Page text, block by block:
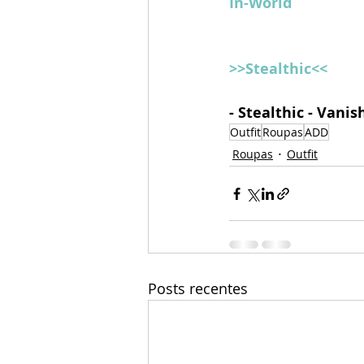
>>Stealthic<<
- Stealthic -
OutfitRoupasADD
Roupas
Outfit
Posts recentes